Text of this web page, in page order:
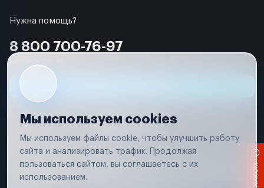
Нужна помощь?
8 800 700-76-97
Условия использования
Вся информация, представленная на сайте, носит исключительно
соответствии с положениями статьи 437 (п. 2) Гражданского кодекса
Мы используем cookies
Мы используем файлы cookie, чтобы улучшить работу
сайта и анализировать трафик. Продолжая
пользоваться сайтом, вы соглашаетесь с их
использованием.